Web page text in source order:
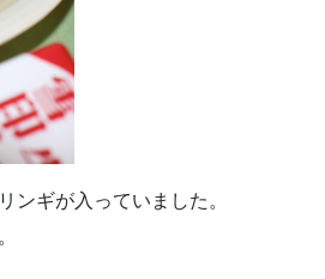
ンギが入っていました。